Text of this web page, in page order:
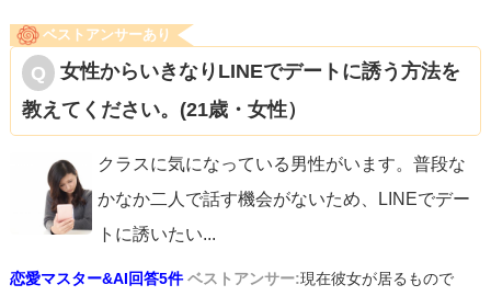
ベストアンサーあり
女性からいきなりLINEでデートに誘う方法を
教えてください。(21歳・女性）
クラスに気になっている男性がいます。普段な
かなか二人で話す機会がないため、LINEでデー
トに誘いたい...
恋愛マスター&AI回答5件 ベストアンサー:現在彼女が居るもので